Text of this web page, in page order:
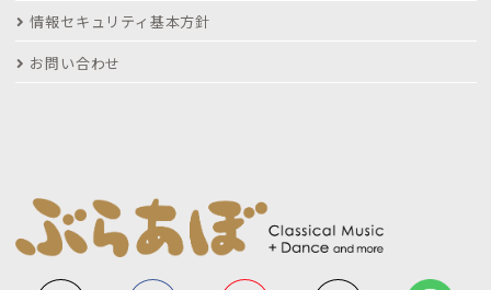
情報セキュリティ基本方針
お問い合わせ